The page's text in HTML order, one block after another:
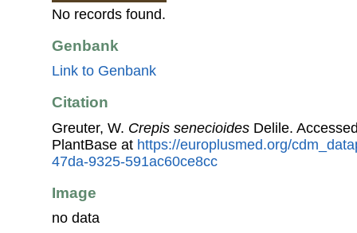
No records found.
Genbank
Link to Genbank
Citation
Greuter, W. Crepis senecioides Delile.
PlantBase at https://europlusmed.org/
47da-9325-591ac60ce8cc
Image
no data